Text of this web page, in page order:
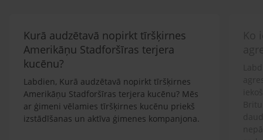
Kurā audzētavā nopirkt tīršķirnes
Amerikāņu Stadforšīras terjera
kucēnu?
Labdien, Kurā audzētavā nopirkt tīršķirnes
Amerikāņu Stadforšīras terjera kucēnu? Mēs
ar ģimeni vēlamies tīršķirnes kucēnu priekš
izstādīšanas un aktīva ģimenes kompanjona.